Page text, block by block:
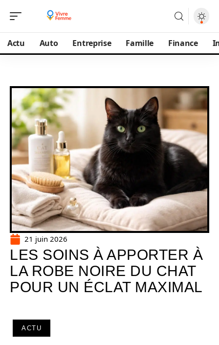
Actu Auto Entreprise Famille Finance
21 juin 2026
LES SOINS À APPORTER À
LA ROBE NOIRE DU CHAT
POUR UN ÉCLAT MAXIMAL
ACTU